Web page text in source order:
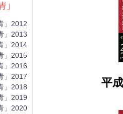
平
」2012
」2013
」2014
」2015
」2016
」2017
」2018
」2019
」2020